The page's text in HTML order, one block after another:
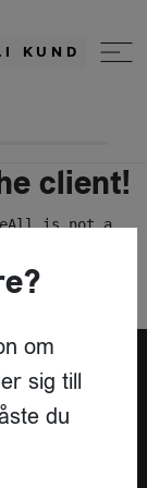
KUND
client!
is not a
om
sig till
du